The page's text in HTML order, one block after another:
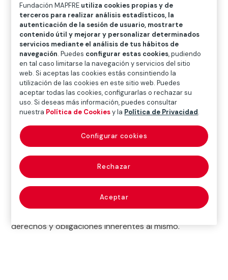
V
W X Y Z
Diccionario de seguros
pago con
subrogación
(subrogated
payment)
Es el realizado por un tercero, inicialmente ajeno al
negocio jurídico, el cual satisface la obligación del
derechos y obligaciones inherentes al mismo.
Fundación MAPFRE utiliza cookies propias y de
terceros para realizar análisis estadísticos, la
autenticación de la sesión de usuario, mostrarte
contenido útil y mejorar y personalizar determinados
servicios mediante el análisis de tus hábitos de
navegación. Puedes configurar estas cookies, pudiendo
en tal caso limitarse la navegación y servicios del sitio
web. Si aceptas las cookies estás consintiendo la
utilización de las cookies en este sitio web. Puedes
aceptar todas las cookies, configurarlas o rechazar su
uso. Si deseas más información, puedes consultar
nuestra Política de Cookiesy la Política de Privacidad.
Rechazar
Aceptar
Configurar cookies